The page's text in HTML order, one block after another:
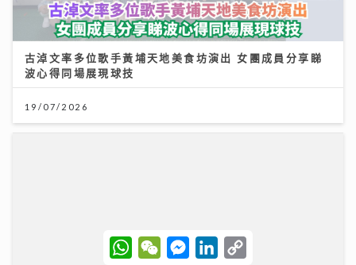
古淖文率多位歌手黃埔天地美食坊演出 女團成員分享睇
波心得同場展現球技
19/07/2026
W
h
W
e
M
e
L